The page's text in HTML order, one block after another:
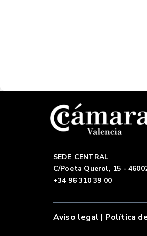
SEDE CENTRAL
C/Poeta Querol, 15 -
+34 96 310 39 00
Aviso legal | Política